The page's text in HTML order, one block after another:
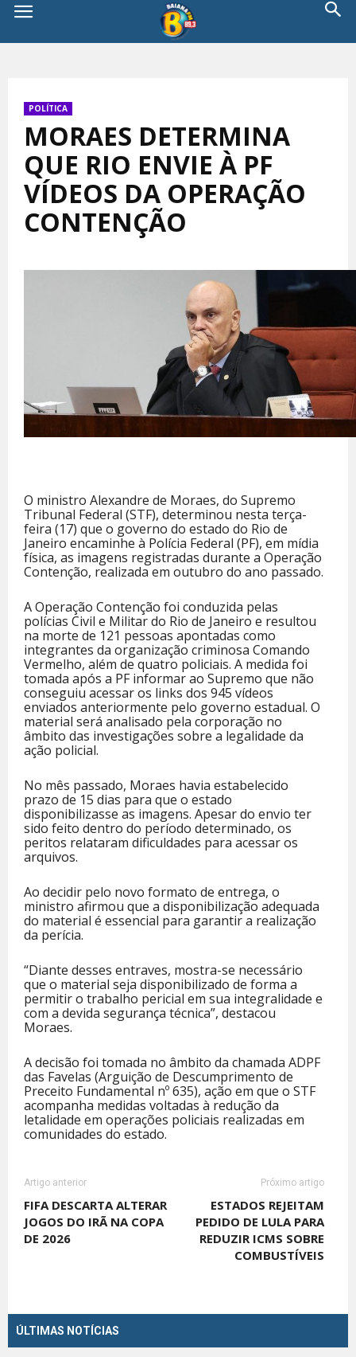
POLÍTICA
MORAES DETERMINA
QUE RIO ENVIE À PF
VÍDEOS DA OPERAÇÃO
CONTENÇÃO
O ministro Alexandre de Moraes, do Supremo
Tribunal Federal (STF), determinou nesta terça-
feira (17) que o governo do estado do Rio de
Janeiro encaminhe à Polícia Federal (PF), em mídia
física, as imagens registradas durante a Operação
Contenção, realizada em outubro do ano passado.
A Operação Contenção foi conduzida pelas
polícias Civil e Militar do Rio de Janeiro e resultou
na morte de 121 pessoas apontadas como
integrantes da organização criminosa Comando
Vermelho, além de quatro policiais. A medida foi
tomada após a PF informar ao Supremo que não
conseguiu acessar os links dos 945 vídeos
enviados anteriormente pelo governo estadual. O
material será analisado pela corporação no
âmbito das investigações sobre a legalidade da
ação policial.
No mês passado, Moraes havia estabelecido
prazo de 15 dias para que o estado
disponibilizasse as imagens. Apesar do envio ter
sido feito dentro do período determinado, os
peritos relataram dificuldades para acessar os
arquivos.
Ao decidir pelo novo formato de entrega, o
ministro afirmou que a disponibilização adequada
do material é essencial para garantir a realização
da perícia.
“Diante desses entraves, mostra-se necessário
que o material seja disponibilizado de forma a
permitir o trabalho pericial em sua integralidade e
com a devida segurança técnica”, destacou
Moraes.
A decisão foi tomada no âmbito da chamada ADPF
das Favelas (Arguição de Descumprimento de
Preceito Fundamental nº 635), ação em que o STF
acompanha medidas voltadas à redução da
letalidade em operações policiais realizadas em
comunidades do estado.
Artigo anterior
FIFA DESCARTA ALTERAR
JOGOS DO IRÃ NA COPA
DE 2026
Próximo artigo
ESTADOS REJEITAM
PEDIDO DE LULA PARA
REDUZIR ICMS SOBRE
COMBUSTÍVEIS
ÚLTIMAS NOTÍCIAS